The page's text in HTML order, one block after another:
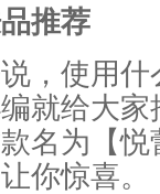
推荐
，使用
就给大
名为【
你惊喜。